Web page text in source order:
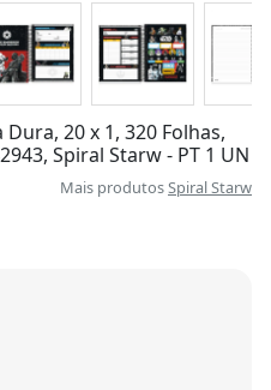
20 x 1, 320 Folhas,
Spiral Starw - PT 1 UN
Mais produtosSpiral Starw